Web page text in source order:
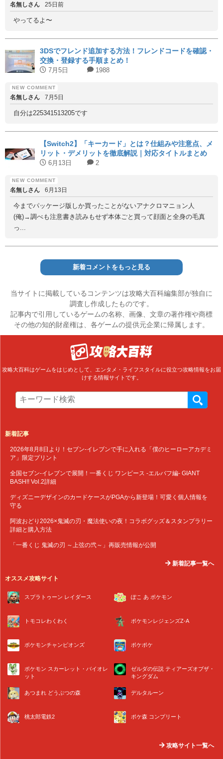
名無しさん 25日前
やってるよ〜
3DSでフレンド追加する方法！フレンドコードを確認・
交換・登録する手順まとめ！
7月5日 1988
名無しさん 7月5日
自分は225341513205です
【Switch2】「キーカード」とは？仕組みや注意点、メ
リット・デメリットを徹底解説｜対応タイトルまとめ
6月13日 2
名無しさん 6月13日
今までパッケージ版しか買ったことがないアナクロマニョン人
(俺)→調べも注意書き読みもせず本体ごと買って顔面と全身の毛真
っ...
新着コメントをもっと見る
当サイトに掲載しているコンテンツは攻略大百科編集部が独自に
調査し作成したものです。
記事内で引用しているゲームの名称、画像、文章の著作権や商標
その他の知的財産権は、各ゲームの提供元企業に帰属します。
攻略大百科はゲームをはじめとして、エンタメ・ライフスタイルに役立つ攻略情報をお届
けする情報サイトです。
新着記事
2026年8月8日より！セブン‐イレブンで手に入れる「僕のヒーローアカデミ
ア」限定プリント
全国セブン‐イレブンで展開！一番くじ ワンピース -エルバフ編- GIANT
BASH!! Vol.2詳細
ディズニーデザインのカードケースがPGAから新登場！可愛く個人情報を
守る
阿波おどり2026×鬼滅の刃・魔法使いの夜！コラボグッズ＆スタンプラリー
詳細と購入方法
「一番くじ 鬼滅の刃 ～上弦の弐～」再販売情報が公開
新着記事一覧へ
オススメ攻略サイト
スプラトゥーン レイダース ぽこ あ ポケモン
トモコレわくわく ポケモンレジェンズZ-A
ポケモンチャンピオンズ ポケポケ
ポケモン スカーレット・バイオレ
ット
ゼルダの伝説 ティアーズオブザ・
キングダム
あつまれ どうぶつの森 デルタルーン
桃太郎電鉄2 ポケ森 コンプリート
攻略サイト一覧へ